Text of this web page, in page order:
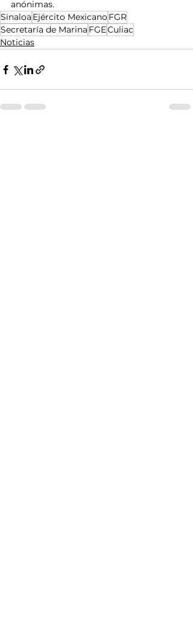
anónimas.
Sinaloa Ejército MexicanoFGR
Secretaría de Marina FGECuliac
Noticias